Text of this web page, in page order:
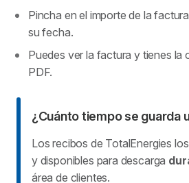
Pincha en el importe de la
su fecha.
Puedes ver la factura y tienes la
PDF.
¿Cuánto tiempo se guarda
Los recibos de TotalEnergies
y disponibles para descarga
área de clientes.